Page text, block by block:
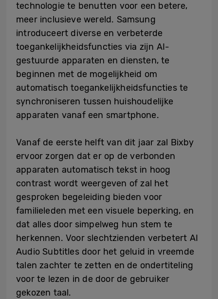
technologie te benutten voor een betere,
meer inclusieve wereld. Samsung
introduceert diverse en verbeterde
toegankelijkheidsfuncties via zijn AI-
gestuurde apparaten en diensten, te
beginnen met de mogelijkheid om
automatisch toegankelijkheidsfuncties te
synchroniseren tussen huishoudelijke
apparaten vanaf een smartphone.
Vanaf de eerste helft van dit jaar zal Bixby
ervoor zorgen dat er op de verbonden
apparaten automatisch tekst in hoog
contrast wordt weergeven of zal het
gesproken begeleiding bieden voor
familieleden met een visuele beperking, en
dat alles door simpelweg hun stem te
herkennen. Voor slechtzienden verbetert AI
Audio Subtitles door het geluid in vreemde
talen zachter te zetten en de ondertiteling
voor te lezen in de door de gebruiker
gekozen taal.